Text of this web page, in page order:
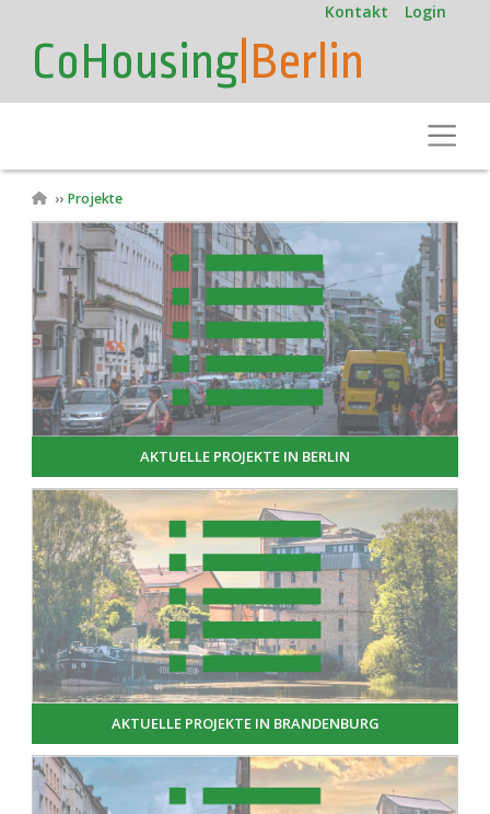
Inhaltaccount
menu
Kontakt Login
CoHousing |Berlin
Pfadnavigation
Projekte
AKTUELLE PROJEKTE IN BERLIN
AKTUELLE PROJEKTE IN BRANDENBURG